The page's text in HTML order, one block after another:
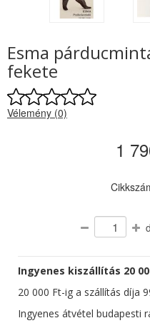
Esma
fekete
Vélemény (0)
1
Ingyenes kiszállítás 20
20 000 Ft-ig a szállítás díja
Ingyenes átvétel budapesti